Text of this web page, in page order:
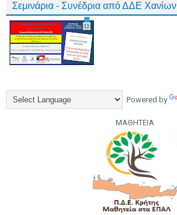
Σεμινάρια - Συνέδρια από ΔΔΕ Χανίων
Powered by
ΜΑΘΗΤΕΙΑ